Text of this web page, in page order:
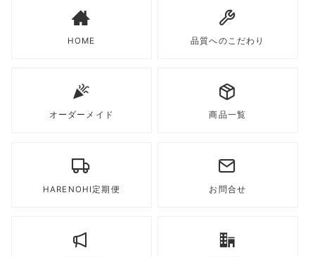
HOME 品質へのこだわり
オーダーメイド 商品一覧
HARENOHI定期便 お問合せ